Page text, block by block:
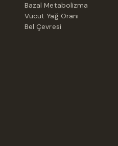
Bazal Metabolizma
Vücut Yağ Oranı
Bel Çevresi